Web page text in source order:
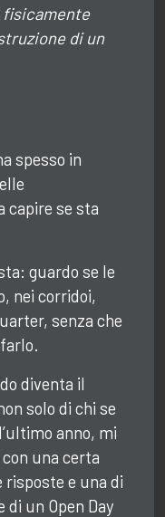
fisicamente
di un
spesso in
capire se sta
guardo se le
nei corridoi,
senza che
diventa il
solo di chi se
anno, mi
una certa
e una di
un Open Day